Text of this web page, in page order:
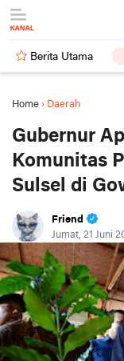
Berita Utama
Home › Daerah
Gubernur
Komunitas
Sulsel di
Friend
Jumat, 21 Juni